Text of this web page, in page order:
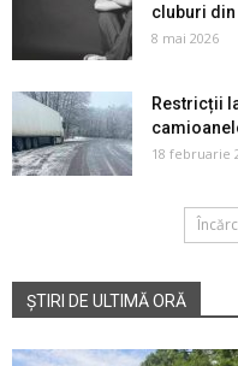
cluburi din
8 mai 2026
Restricții
18 februarie
ȘTIRI DE ULTIMĂ ORĂ